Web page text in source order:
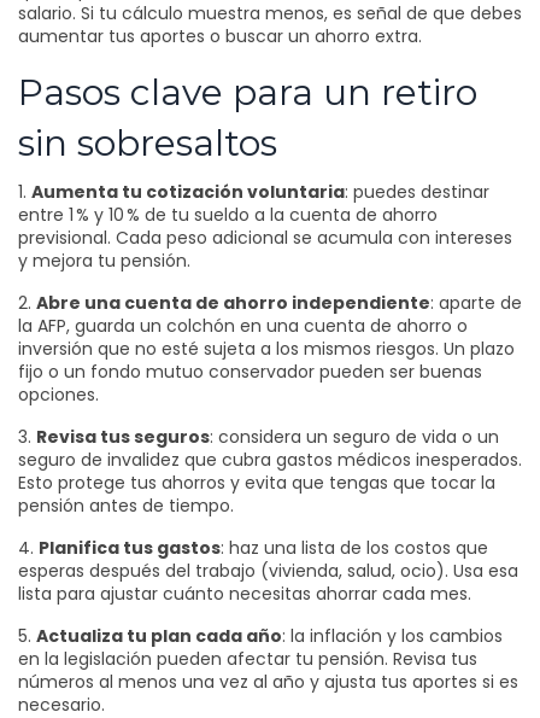
salario. Si tu cálculo muestra menos, es señal de que debes
aumentar tus aportes o buscar un ahorro extra.
Pasos clave para un retiro
sin sobresaltos
1. Aumenta tu cotización voluntaria: puedes destinar
entre 1 % y 10 % de tu sueldo a la cuenta de ahorro
previsional. Cada peso adicional se acumula con intereses
y mejora tu pensión.
2. Abre una cuenta de ahorro independiente: aparte de
la AFP, guarda un colchón en una cuenta de ahorro o
inversión que no esté sujeta a los mismos riesgos. Un plazo
fijo o un fondo mutuo conservador pueden ser buenas
opciones.
3. Revisa tus seguros: considera un seguro de vida o un
seguro de invalidez que cubra gastos médicos inesperados.
Esto protege tus ahorros y evita que tengas que tocar la
pensión antes de tiempo.
4. Planifica tus gastos: haz una lista de los costos que
esperas después del trabajo (vivienda, salud, ocio). Usa esa
lista para ajustar cuánto necesitas ahorrar cada mes.
5. Actualiza tu plan cada año: la inflación y los cambios
en la legislación pueden afectar tu pensión. Revisa tus
números al menos una vez al año y ajusta tus aportes si es
necesario.